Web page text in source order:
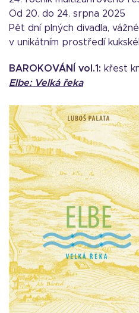
Od 20. do 24. srpna 2025
Pět dní plných divadla,
v unikátním prostředí
BAROKOVÁNÍ vol.1: křest
Elbe: Velká řeka